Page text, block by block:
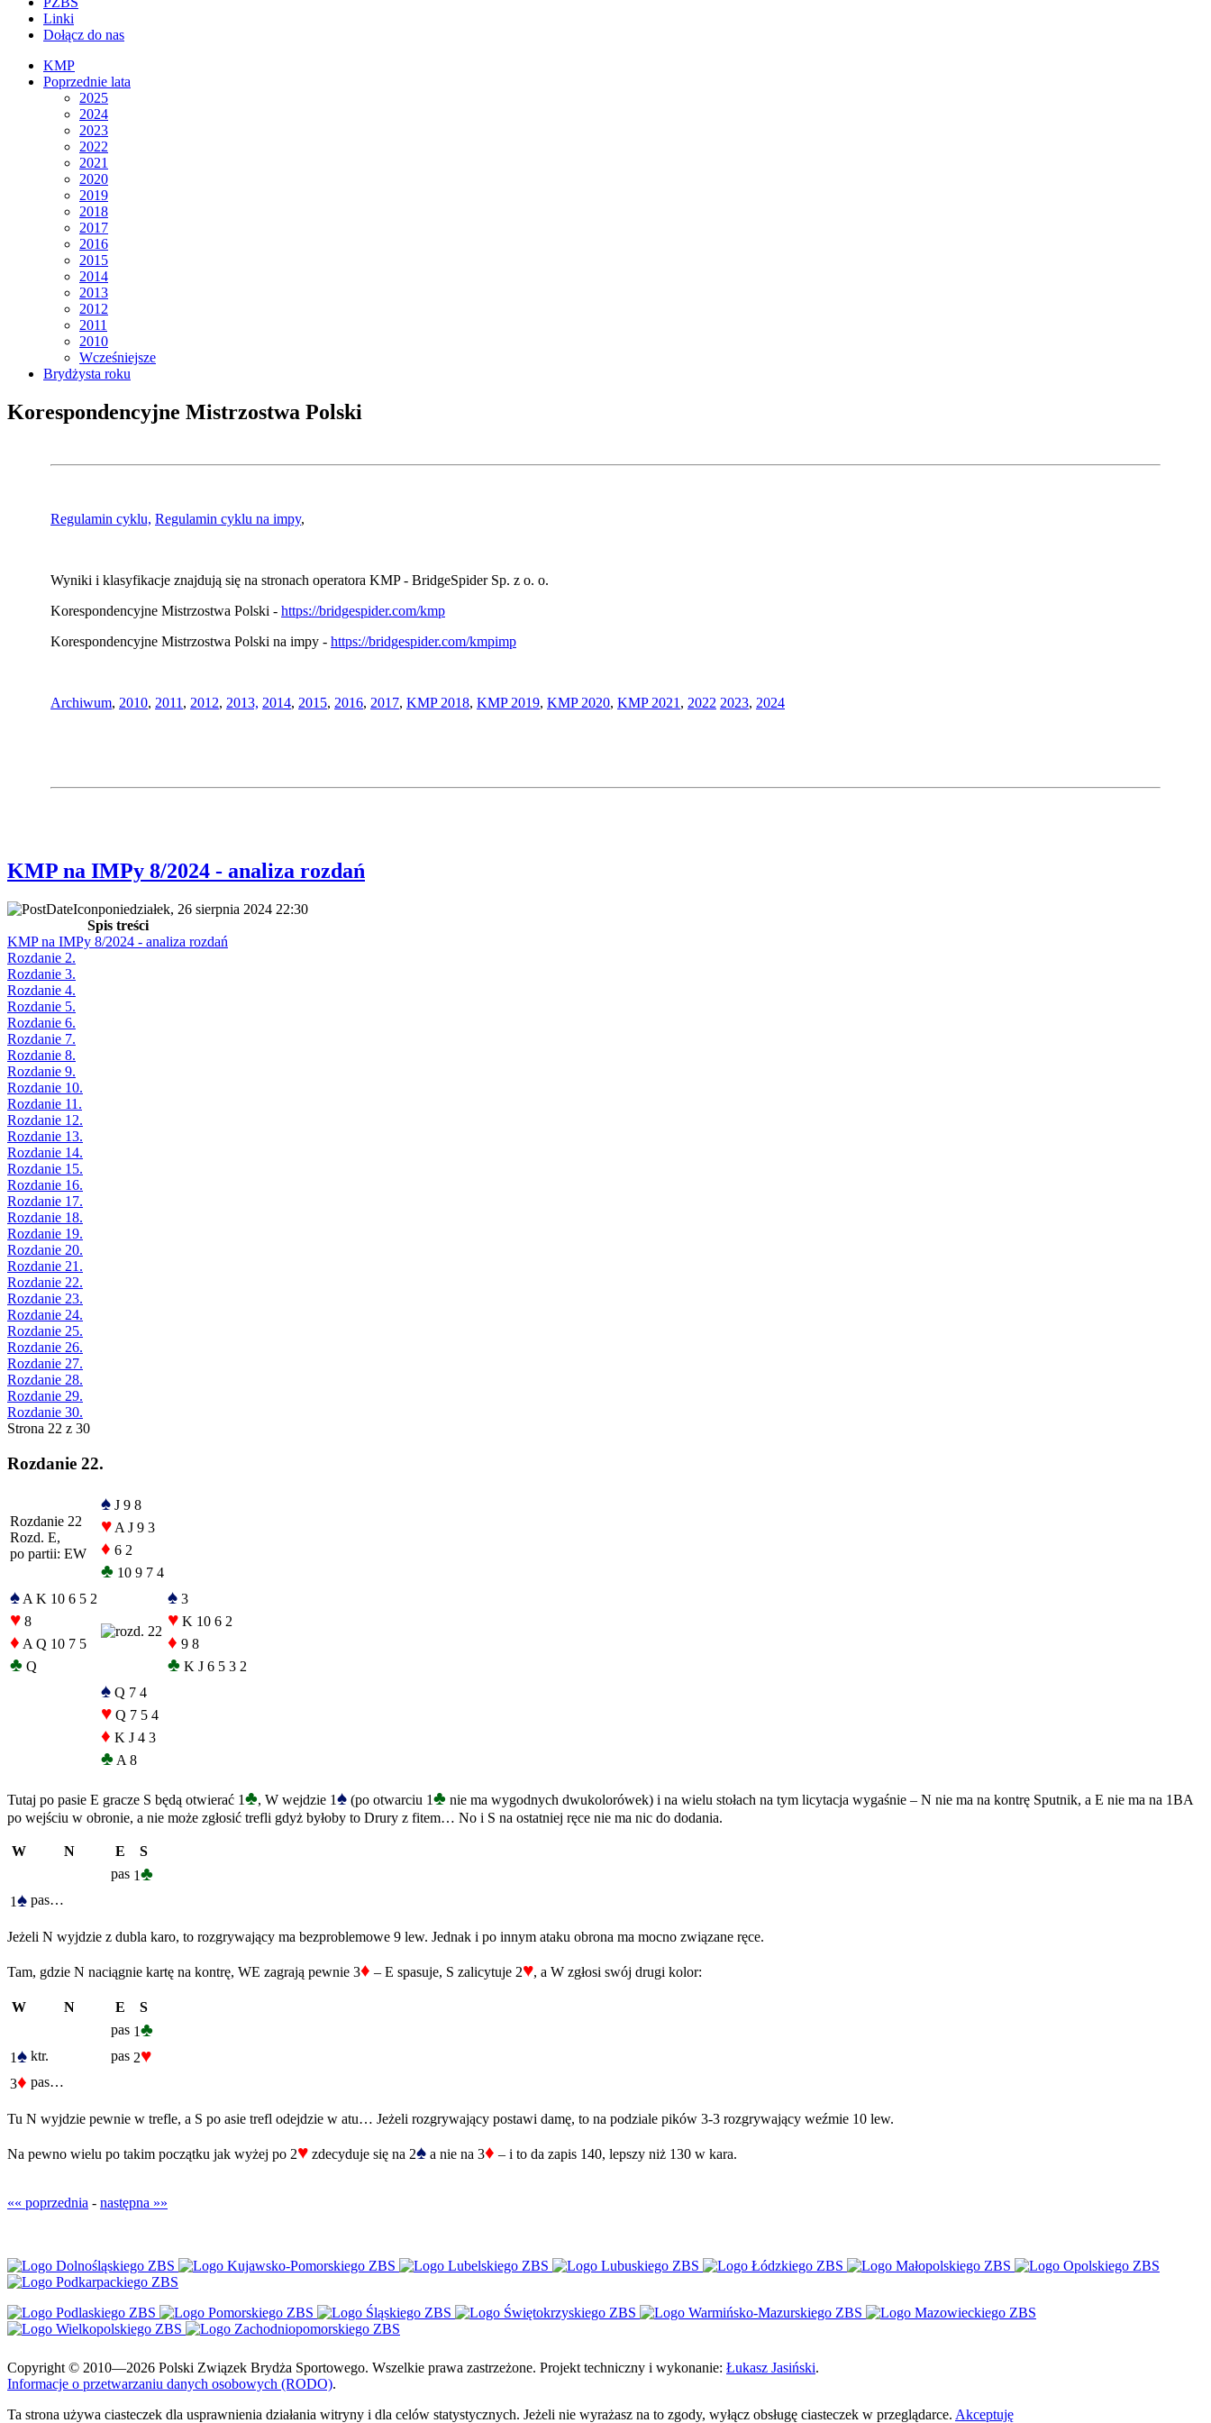
Linki
Dołącz do nas
KMP
Poprzednie lata
2025
2024
2023
2022
2021
2020
2019
2018
2017
2016
2015
2014
2013
2012
2011
2010
Wcześniejsze
Brydżysta roku
Korespondencyjne Mistrzostwa Polski
Regulamin cyklu, Regulamin cyklu na impy,
Wyniki i klasyfikacje znajdują się na stronach operatora KMP - BridgeSpider Sp. z o. o.
Korespondencyjne Mistrzostwa Polski - https://bridgespider.com/kmp
Korespondencyjne Mistrzostwa Polski na impy - https://bridgespider.com/kmpimp
Archiwum, 2010, 2011 , 2012, 2013, 2014, 2015, 2016, 2017, KMP 2018, KMP 2019, KMP 2020, KMP 2021 , 2022 2023, 2024
KMP na IMPy 8/2024 - analiza rozdań
poniedziałek, 26 sierpnia 2024 22:30
Spis treści
KMP na IMPy 8/2024 - analiza rozdań
Rozdanie 2.
Rozdanie 3.
Rozdanie 4.
Rozdanie 5.
Rozdanie 6.
Rozdanie 7.
Rozdanie 8.
Rozdanie 9.
Rozdanie 10.
Rozdanie 11.
Rozdanie 12.
Rozdanie 13.
Rozdanie 14.
Rozdanie 15.
Rozdanie 16.
Rozdanie 17.
Rozdanie 18.
Rozdanie 19.
Rozdanie 20.
Rozdanie 21.
Rozdanie 22.
Rozdanie 23.
Rozdanie 24.
Rozdanie 25.
Rozdanie 26.
Rozdanie 27.
Rozdanie 28.
Rozdanie 29.
Rozdanie 30.
Strona 22 z 30
Rozdanie 22.
Rozdanie 22
Rozd. E,
po partii: EW
♠ J 9 8
♥ A J 9 3
♦ 6 2
♣ 10 9 7 4
♠ A K 10 6 5 2
♥ 8
♦ A Q 10 7 5
♣ Q
♠ 3
♥ K 10 6 2
♦ 9 8
♣ K J 6 5 3 2
♠ Q 7 4
♥ Q 7 5 4
♦ K J 4 3
♣ A 8
Tutaj po pasie E gracze S będą otwierać 1♣, W wejdzie 1♠ (po otwarciu 1♣ nie ma wygodnych dwukolorówek) i na wielu stołach na tym licytacja wygaśnie – N nie ma na kontrę Sputnik, a E nie ma na 1BA
po wejściu w obronie, a nie może zgłosić trefli gdyż byłoby to Drury z fitem… No i S na ostatniej ręce nie ma nic do dodania.
W N E
S
pas 1♣
1♠ pas…
Jeżeli N wyjdzie z dubla karo, to rozgrywający ma bezproblemowe 9 lew. Jednak i po innym ataku obrona ma mocno związane ręce.
Tam, gdzie N naciągnie kartę na kontrę, WE zagrają pewnie 3♦ – E spasuje, S zalicytuje 2♥, a W zgłosi swój drugi kolor:
W N E
S
pas 1♣
1♠ ktr. pas 2♥
3♦ pas…
Tu N wyjdzie pewnie w trefle, a S po asie trefl odejdzie w atu… Jeżeli rozgrywający postawi damę, to na podziale pików 3-3 rozgrywający weźmie 10 lew.
Na pewno wielu po takim początku jak wyżej po 2♥ zdecyduje się na 2♠ a nie na 3♦ – i to da zapis 140, lepszy niż 130 w kara.
«« poprzednia - następna »»
Copyright © 2010—2026 Polski Związek Brydża Sportowego. Wszelkie prawa zastrzeżone. Projekt techniczny i wykonanie: Łukasz Jasiński.
Informacje o przetwarzaniu danych osobowych (RODO).
Ta strona używa ciasteczek dla usprawnienia działania witryny i dla celów statystycznych. Jeżeli nie wyrażasz na to zgody, wyłącz obsługę ciasteczek w przeglądarce. Akceptuję